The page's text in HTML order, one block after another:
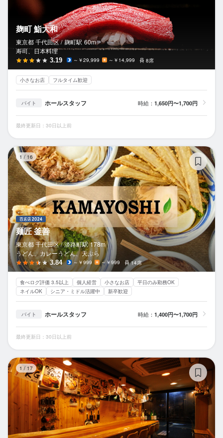
麹町 鮨大和
東京都 千代田区 / 麹町駅 60m
寿司、日本料理
3.19 ～￥29,999 ～￥14,999 8席
小さなお店 フルタイム歓迎
バイト ホールスタッフ 時給： 1,650円〜1,700円
最終更新日：30日以上前
1 / 16
麺匠 釜善
東京都 千代田区 / 淡路町駅 178m
うどん、カレーうどん、天ぷら
3.84 ～￥999 ～￥999 14席
食べログ評価 3.5以上 個人経営 小さなお店
平日のみ勤務OK
ネイルOK
シニア・ミドル活躍中 新卒歓迎
バイト ホールスタッフ 時給： 1,400円〜1,700円
最終更新日：30日以上前
1 / 17